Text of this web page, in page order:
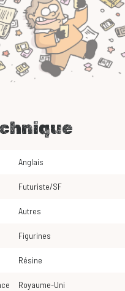
Anglais
Futuriste/SF
Autres
Figurines
Résine
Royaume-Uni